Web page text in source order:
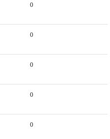
0
0
0
0
0